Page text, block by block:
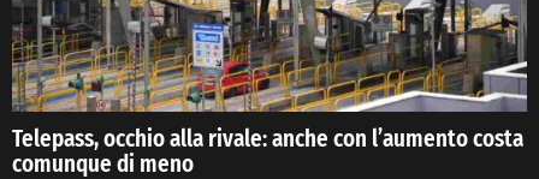
Telepass, occhio alla rivale: anche con l’aumento costa
comunque di meno